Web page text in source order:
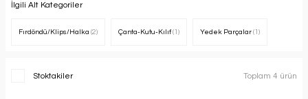
İlgili Alt Kategoriler
Fırdöndü/Klips/Halka (2) Çanta-Kutu-Kılıf (1) Yedek Parçalar (1)
Stoktakiler Toplam 4 ürün